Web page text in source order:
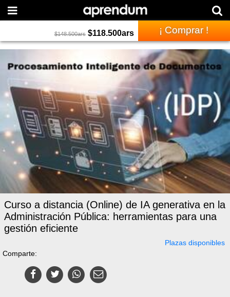
$148.500ars $118.500ars ¡ Comprar !
Curso a distancia (Online) de IA generativa en la
Administración Pública: herramientas para una
gestión eficiente
Plazas disponibles
Comparte: